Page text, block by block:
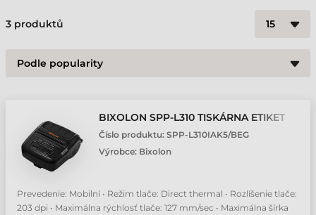
3 produktů
BIXOLON SPP-L310 TISKÁRNA ETIKET
Číslo produktu: SPP-L310IAK5/BEG
Výrobce: Bixolon
Prevedenie: Mobilní • Režim tlače: Direct thermal • Rozlíšenie tlače:
203 dpi • Maximálna rýchlosť tlače: 127 mm/sec • Maximálna šírka